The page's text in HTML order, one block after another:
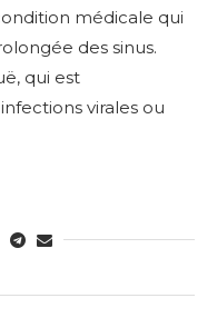
médicale qui
des sinus.
qui est
virales ou